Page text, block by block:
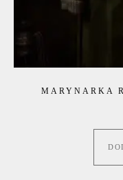
MARYNARKA